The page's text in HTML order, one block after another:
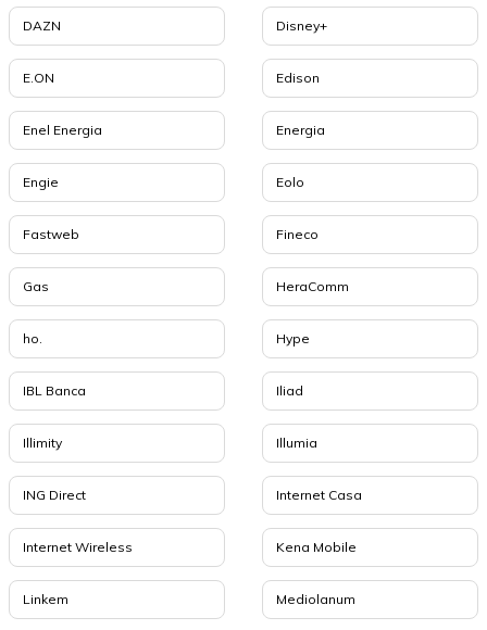
DAZN Disney+
E.ON Edison
Enel Energia Energia
Engie Eolo
Fastweb Fineco
Gas HeraComm
ho. Hype
IBL Banca Iliad
Illimity Illumia
ING Direct Internet Casa
Internet Wireless Kena Mobile
Linkem Mediolanum